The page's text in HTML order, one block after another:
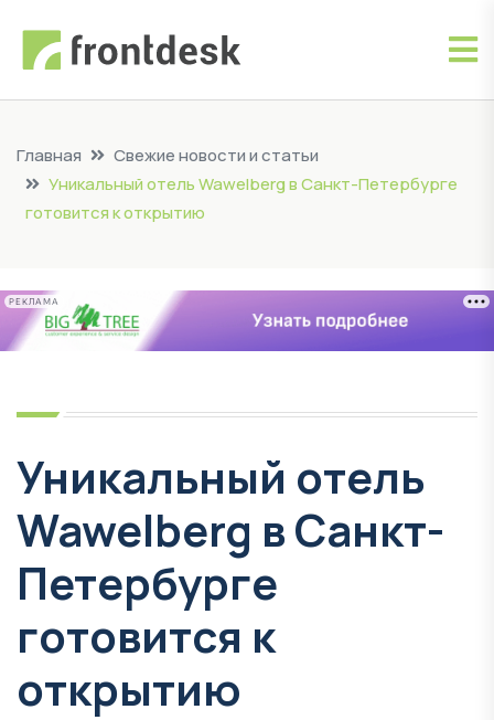
Главная
Свежие новости и статьи
Уникальный отель Wawelberg в Санкт-Петербурге
готовится к открытию
РЕКЛАМА
Уникальный отель
Wawelberg в Санкт-
Петербурге
готовится к
открытию